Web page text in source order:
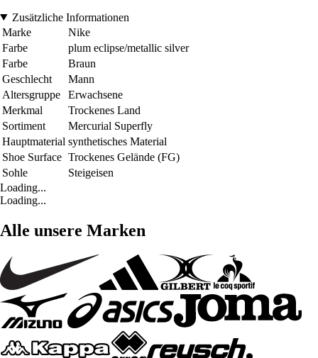
Zusätzliche Informationen
Marke
Nike
Farbe
plum eclipse/metallic silver
Farbe
Braun
Geschlecht
Mann
Altersgruppe
Erwachsene
Merkmal
Trockenes Land
Sortiment
Mercurial Superfly
Hauptmaterial synthetisches Material
Shoe Surface Trockenes Gelände (FG)
Sohle
Steigeisen
Loading...
Loading...
Alle unsere Marken